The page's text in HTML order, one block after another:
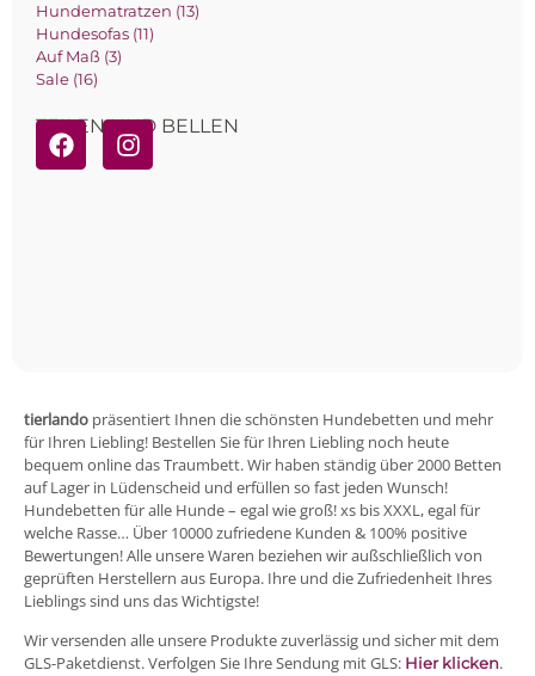
Hundematratzen (13)
Hundesofas (11)
Auf Maß (3)
Sale (16)
TEILEN UND BELLEN
tierlando präsentiert Ihnen die schönsten Hundebetten und mehr
für Ihren Liebling! Bestellen Sie für Ihren Liebling noch heute
bequem online das Traumbett. Wir haben ständig über 2000 Betten
auf Lager in Lüdenscheid und erfüllen so fast jeden Wunsch!
Hundebetten für alle Hunde – egal wie groß! xs bis XXXL, egal für
welche Rasse… Über 10000 zufriedene Kunden & 100% positive
Bewertungen! Alle unsere Waren beziehen wir außschließlich von
geprüften Herstellern aus Europa. Ihre und die Zufriedenheit Ihres
Lieblings sind uns das Wichtigste!
Wir versenden alle unsere Produkte zuverlässig und sicher mit dem
GLS-Paketdienst. Verfolgen Sie Ihre Sendung mit GLS: Hier klicken.